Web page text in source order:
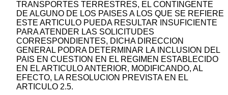
TRANSPORTES TERRESTRES, EL CONTINGENTE
DE ALGUNO DE LOS PAISES A LOS QUE SE REFIERE
ESTE ARTICULO PUEDA RESULTAR INSUFICIENTE
PARA ATENDER LAS SOLICITUDES
CORRESPONDIENTES, DICHA DIRECCION
GENERAL PODRA DETERMINAR LA INCLUSION DEL
PAIS EN CUESTION EN EL REGIMEN ESTABLECIDO
EN EL ARTICULO ANTERIOR, MODIFICANDO, AL
EFECTO, LA RESOLUCION PREVISTA EN EL
ARTICULO 2.5.